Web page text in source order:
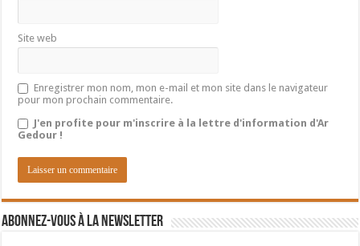
Site web
Enregistrer mon nom, mon e-mail et mon site dans le navigateur
pour mon prochain commentaire.
J'en profite pour m'inscrire à la lettre d'information d'Ar
Gedour !
Abonnez-vous à la newsletter